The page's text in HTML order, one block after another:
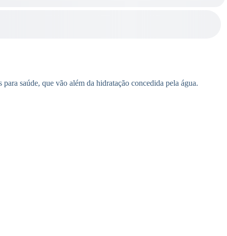
saúde, que vão além da hidratação concedida pela água.